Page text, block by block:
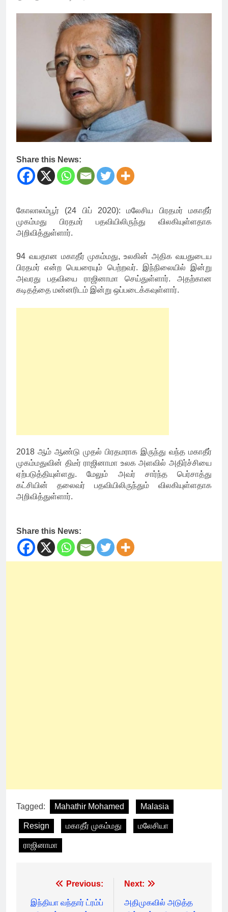
Share this News:
கோலாலம்பூர் (24 பிப் 2020): மலேசிய பிரதமர் மகாதீர்
முகம்மது பிரதமர் பதவியிலிருந்து விலகியுள்ளதாக
அறிவித்துள்ளார்.
94 வயதான மகாதீர் முகம்மது, உலகின் அதிக வயதுடைய
பிரதமர் என்ற பெயரையும் பெற்றவர். இந்நிலையில் இன்று
அவரது பதவியை ராஜினாமா செய்துள்ளார். அதற்கான
கடிதத்தை மன்னரிடம் இன்று ஒப்படைக்கவுள்ளார்.
2018 ஆம் ஆண்டு முதல் பிரதமராக இருந்து வந்த மகாதீர்
முகம்மதுவின் திடீர் ராஜினாமா உலக அளவில் அதிர்ச்சியை
ஏற்படுத்தியுள்ளது. மேலும் அவர் சார்ந்த பெர்சாத்து
கட்சியின் தலைவர் பதவியிலிருந்தும் விலகியுள்ளதாக
அறிவித்துள்ளார்.
Share this News:
Tagged: Mahathir Mohamed Malasia
Resign மகாதீர் முகம்மது மலேசியா
ராஜினாமா
navigation
Previous:
இந்தியா வந்தார் ட்ரம்ப்
Next:
அதிமுகவில் அடுத்த